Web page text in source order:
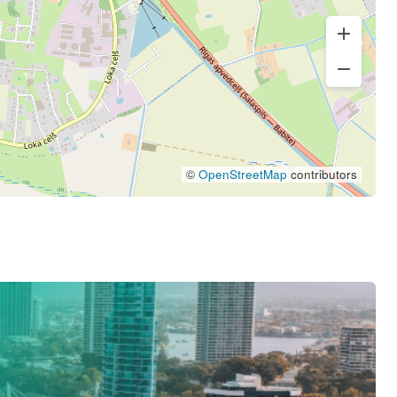
© OpenStreetMap contributors